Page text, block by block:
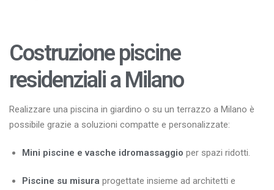
Costruzione piscine
residenziali a Milano
Realizzare una piscina in giardino o su un terrazzo a Milano è
possibile grazie a soluzioni compatte e personalizzate:
Mini piscine e vasche idromassaggio per spazi ridotti.
Piscine su misura progettate insieme ad architetti e